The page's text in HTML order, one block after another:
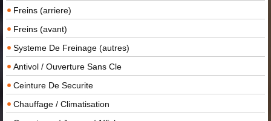
Freins (arriere)
Freins (avant)
Systeme De Freinage (autres)
Antivol / Ouverture Sans Cle
Ceinture De Securite
Chauffage / Climatisation